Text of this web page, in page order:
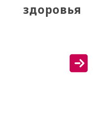
здоровья